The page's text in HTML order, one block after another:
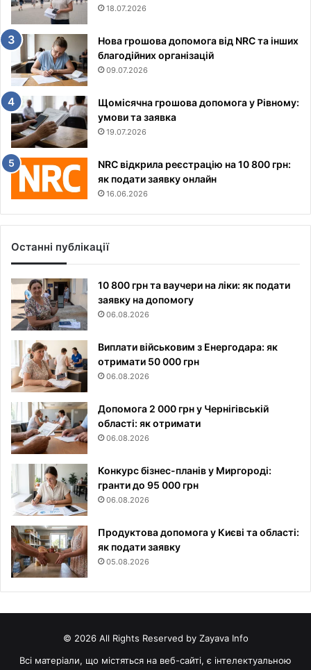
18.07.2026
Нова грошова допомога від NRC та інших
благодійних організацій
09.07.2026
Щомісячна грошова допомога у Рівному:
умови та заявка
19.07.2026
NRC відкрила реєстрацію на 10 800 грн:
як подати заявку онлайн
16.06.2026
Останні публікації
10 800 грн та ваучери на ліки: як подати
заявку на допомогу
06.08.2026
Виплати військовим з Енергодара: як
отримати 50 000 грн
06.08.2026
Допомога 2 000 грн у Чернігівській
області: як отримати
06.08.2026
Конкурс бізнес-планів у Миргороді:
гранти до 95 000 грн
06.08.2026
Продуктова допомога у Києві та області:
як подати заявку
05.08.2026
© 2026 All Rights Reserved by Zayava Info
Всі матеріали, що містяться на веб-сайті, є інтелектуальною